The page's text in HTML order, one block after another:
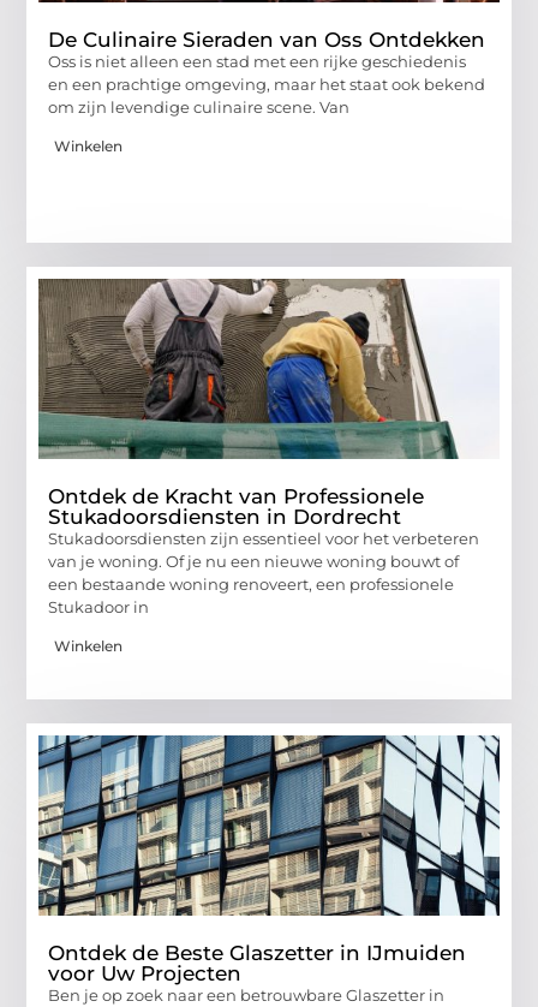
De Culinaire Sieraden van Oss Ontdekken
Oss is niet alleen een stad met een rijke geschiedenis
en een prachtige omgeving, maar het staat ook bekend
om zijn levendige culinaire scene. Van
Winkelen
Ontdek de Kracht van Professionele
Stukadoorsdiensten in Dordrecht
Stukadoorsdiensten zijn essentieel voor het verbeteren
van je woning. Of je nu een nieuwe woning bouwt of
een bestaande woning renoveert, een professionele
Stukadoor in
Winkelen
Ontdek de Beste Glaszetter in IJmuiden
voor Uw Projecten
Ben je op zoek naar een betrouwbare Glaszetter in